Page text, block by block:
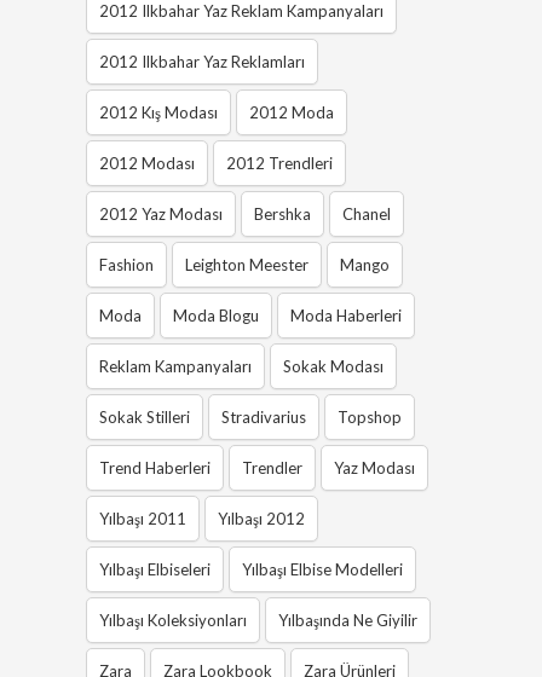
2012 Ilkbahar Yaz Reklam Kampanyaları
2012 Ilkbahar Yaz Reklamları
2012 Kış Modası 2012 Moda
2012 Modası 2012 Trendleri
2012 Yaz Modası Bershka Chanel
Fashion Leighton Meester Mango
Moda Moda Blogu Moda Haberleri
Reklam Kampanyaları Sokak Modası
Sokak Stilleri Stradivarius Topshop
Trend Haberleri Trendler Yaz Modası
Yılbaşı 2011 Yılbaşı 2012
Yılbaşı Elbiseleri Yılbaşı Elbise Modelleri
Yılbaşı Koleksiyonları Yılbaşında Ne Giyilir
Zara Zara Lookbook Zara Ürünleri